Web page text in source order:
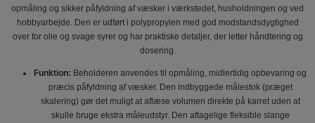
opmåling og sikker påfyldning af væsker i værkstedet, husholdningen og ved
hobbyarbejde. Den er udført i polypropylen med god modstandsdygtighed
over for olie og svage syrer og har praktiske detaljer, der letter håndtering og
dosering.
Funktion: Beholderen anvendes til opmåling, midlertidig opbevaring og
præcis påfyldning af væsker. Den indbyggede målestok (præget
skalering) gør det muligt at aflæse volumen direkte på karret uden at
skulle bruge ekstra måleudstyr. Den aftagelige fleksible slange